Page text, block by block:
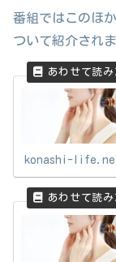
番組ではこのほ
ついて紹介されま
konashi-